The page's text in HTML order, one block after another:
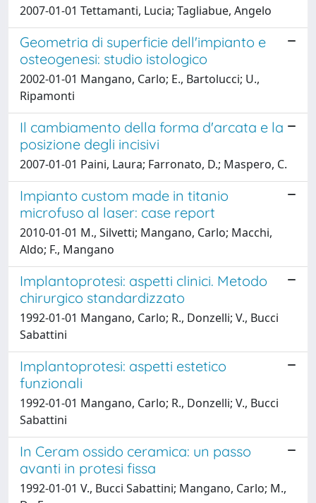
2007-01-01 Tettamanti, Lucia; Tagliabue, Angelo
Geometria di superficie dell'impianto e
osteogenesi: studio istologico
2002-01-01 Mangano, Carlo; E., Bartolucci; U.,
Ripamonti
Il cambiamento della forma d'arcata e la
posizione degli incisivi
2007-01-01 Paini, Laura; Farronato, D.; Maspero, C.
Impianto custom made in titanio
microfuso al laser: case report
2010-01-01 M., Silvetti; Mangano, Carlo; Macchi,
Aldo; F., Mangano
Implantoprotesi: aspetti clinici. Metodo
chirurgico standardizzato
1992-01-01 Mangano, Carlo; R., Donzelli; V., Bucci
Sabattini
Implantoprotesi: aspetti estetico
funzionali
1992-01-01 Mangano, Carlo; R., Donzelli; V., Bucci
Sabattini
In Ceram ossido ceramica: un passo
avanti in protesi fissa
1992-01-01 V., Bucci Sabattini; Mangano, Carlo; M.,